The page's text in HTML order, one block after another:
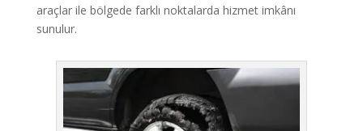
araçlar ile bölgede farklı noktalarda hizmet imkânı
sunulur.